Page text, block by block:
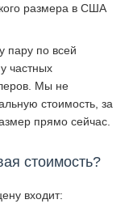
размера в США
по всей
частных
Мы не
стоимость, за
прямо сейчас.
стоимость?
входит: